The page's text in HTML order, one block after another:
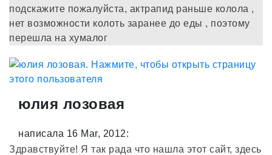
подскажите пожалуйста, актрапид раньше колола ,
нет возможности колоть заранее до еды , поэтому
перешла на хумалог
юлия лозовая
написала 16 Mar, 2012:
Здравствуйте! Я так рада что нашла этот сайт, здесь